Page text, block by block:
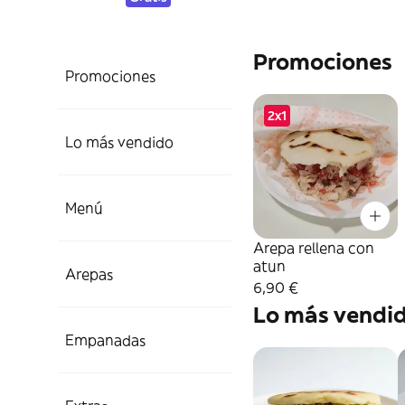
Promociones
Lo más vendido
Menú
Arepas
Empanadas
Promociones
2x1
Arepa rellena con
atun
6,90 €
Lo más